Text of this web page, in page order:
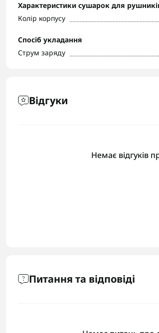
Характеристики сушарок для
Колір корпусу
Спосіб укладання
Струм заряду
Відгуки
Немає відгуків
Питання та відповіді